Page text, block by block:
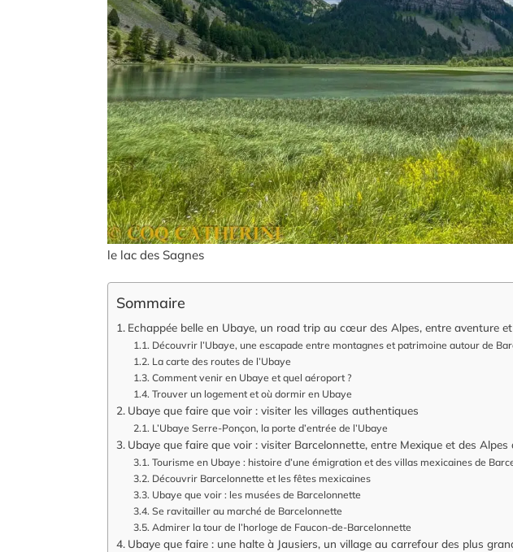
le lac des Sagnes
Sommaire
Echappée belle en Ubaye, un road trip au cœur des Alpes, entre aventure
Découvrir l’Ubaye, une escapade entre montagnes et patrimoine autour de
La carte des routes de l’Ubaye
Comment venir en Ubaye et quel aéroport ?
Trouver un logement et où dormir en Ubaye
Ubaye que faire que voir : visiter les villages authentiques
L’Ubaye Serre-Ponçon, la porte d’entrée de l’Ubaye
Ubaye que faire que voir : visiter Barcelonnette, entre Mexique et des Alpes
Tourisme en Ubaye : histoire d’une émigration et des villas mexicaines de
Découvrir Barcelonnette et les fêtes mexicaines
Ubaye que voir : les musées de Barcelonnette
Se ravitailler au marché de Barcelonnette
Admirer la tour de l’horloge de Faucon-de-Barcelonnette
Ubaye que faire : une halte à Jausiers, un village au carrefour des plus